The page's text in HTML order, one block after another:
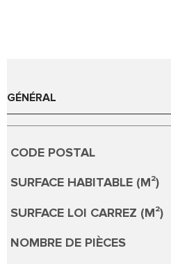
GÉNÉRAL
Caractérisque Valeurs
CODE POSTAL
SURFACE HABITABLE (M²)
SURFACE LOI CARREZ (M²)
NOMBRE DE PIÈCES